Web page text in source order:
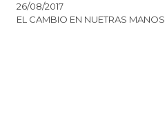
26/08/2017
EL CAMBIO EN NUETRAS MANOS